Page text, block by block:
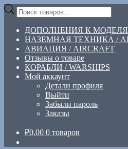
Перейти
навигации
Перейти
содержимому
Поиск
товаров
ДОПОЛНЕНИЯ К МОДЕЛЯМ
НАЗЕМНАЯ ТЕХНИКА /
АВИАЦИЯ / AIRCRAFT
Отзывы о товаре
КОРАБЛИ / WARSHIPS
Мой аккаунт
Детали профиля
Выйти
Забыли пароль
Заказы
₽0,00 0 товаров